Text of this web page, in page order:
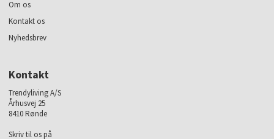
Om os
Kontakt os
Nyhedsbrev
Kontakt
Trendyliving A/S
Århusvej 25
8410 Rønde
Skriv til os på